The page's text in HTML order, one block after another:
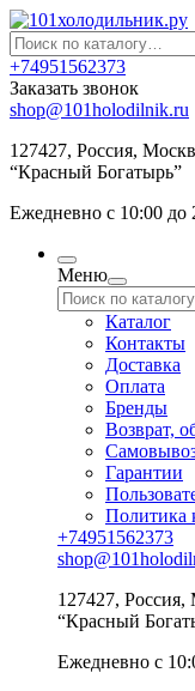
+74951562373
Заказать звонок
shop@101holodilnik.ru
127427, Россия,
“Красный Богатырь”
Ежедневно с 10:00 до
Меню
Каталог
Контакты
Доставка
Оплата
Бренды
Возврат,
Гарантии
Политика
+74951562373
127427, Россия,
“Красный
Ежедневно с